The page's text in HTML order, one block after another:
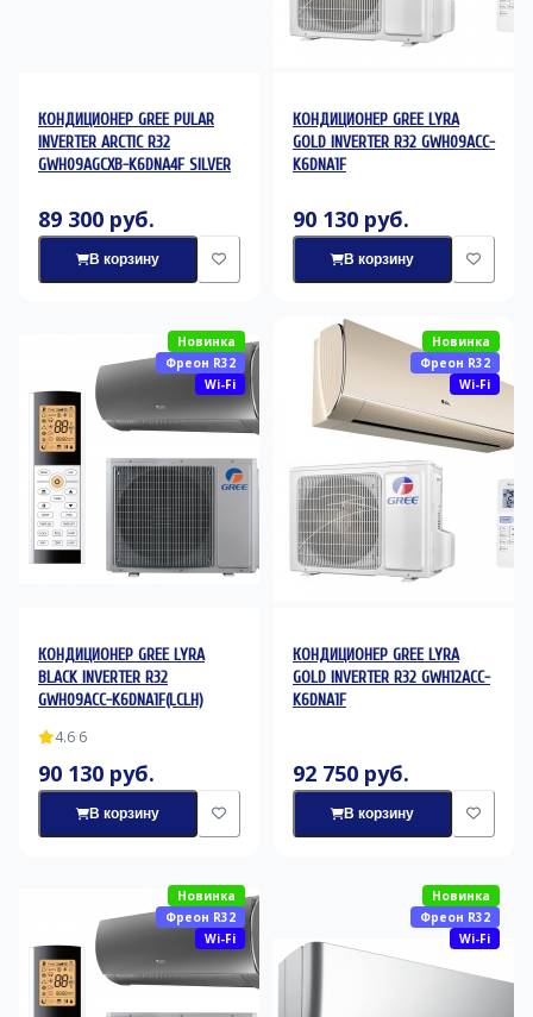
КОНДИЦИОНЕР GREE PULAR
INVERTER ARCTIC R32
GWH09AGCXB-K6DNA4F SILVER
89 300 руб.
В корзину
КОНДИЦИОНЕР GREE LYRA
GOLD INVERTER R32 GWH09ACC-
K6DNA1F
90 130 руб.
В корзину
Новинка
Фреон R32
Wi-Fi
КОНДИЦИОНЕР GREE LYRA
BLACK INVERTER R32
GWH09ACC-K6DNA1F(LCLH)
4.6·6
90 130 руб.
В корзину
Новинка
Фреон R32
Wi-Fi
КОНДИЦИОНЕР GREE LYRA
GOLD INVERTER R32 GWH12ACC-
K6DNA1F
92 750 руб.
В корзину
Новинка
Фреон R32
Wi-Fi
Новинка
Фреон R32
Wi-Fi